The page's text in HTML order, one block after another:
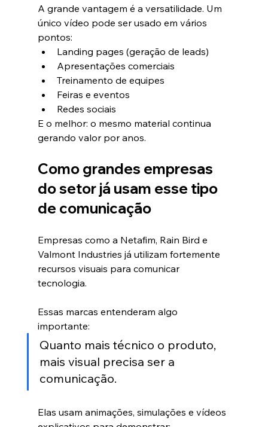
A grande vantagem é a versatilidade. Um
único vídeo pode ser usado em vários
pontos:
Landing pages (geração de leads)
Apresentações comerciais
Treinamento de equipes
Feiras e eventos
Redes sociais
E o melhor: o mesmo material continua
gerando valor por anos.
Como grandes empresas
do setor já usam esse tipo
de comunicação
Empresas como a Netafim, Rain Bird e
Valmont Industries já utilizam fortemente
recursos visuais para comunicar
tecnologia.
Essas marcas entenderam algo
importante:
Quanto mais técnico o produto,
mais visual precisa ser a
comunicação.
Elas usam animações, simulações e vídeos